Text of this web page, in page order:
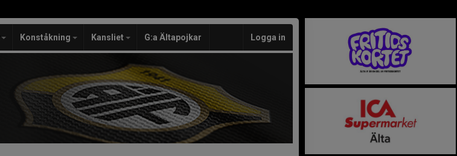
Konståkning Kansliet G:a Ältapojkar Logga in